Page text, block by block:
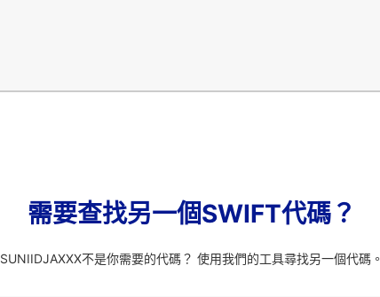
需要查找另一個SWIFT代碼？
SUNIIDJAXXX不是你需要的代碼？ 使用我們的工具尋找另一個代碼。